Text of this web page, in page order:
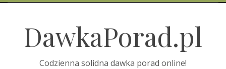
Skip
contentDawkaPorad.pl
Codzienna solidna dawka porad online!